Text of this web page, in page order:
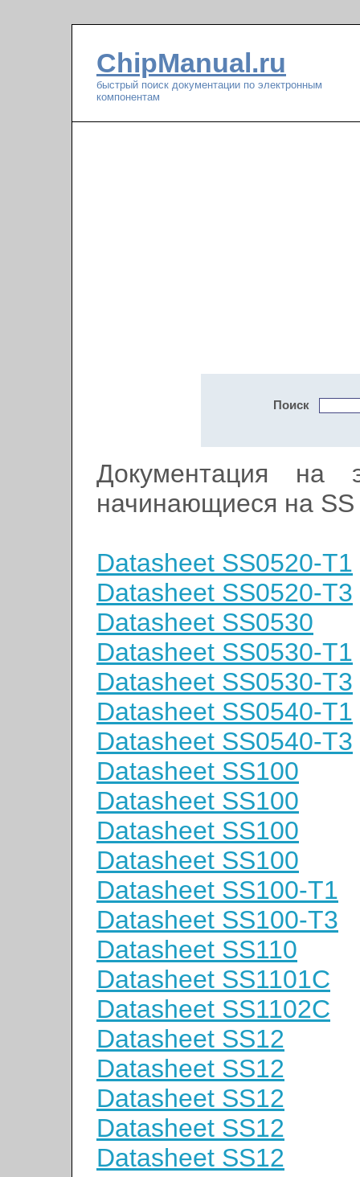
ChipManual.ru
быстрый поиск документации по электронным
компонентам
Поиск
Документация на
начинающиеся на SS
Datasheet SS0520-T1
Datasheet SS0520-T3
Datasheet SS0530
Datasheet SS0530-T1
Datasheet SS0530-T3
Datasheet SS0540-T1
Datasheet SS0540-T3
Datasheet SS100
Datasheet SS100
Datasheet SS100
Datasheet SS100
Datasheet SS100-T1
Datasheet SS100-T3
Datasheet SS110
Datasheet SS1101C
Datasheet SS1102C
Datasheet SS12
Datasheet SS12
Datasheet SS12
Datasheet SS12
Datasheet SS12